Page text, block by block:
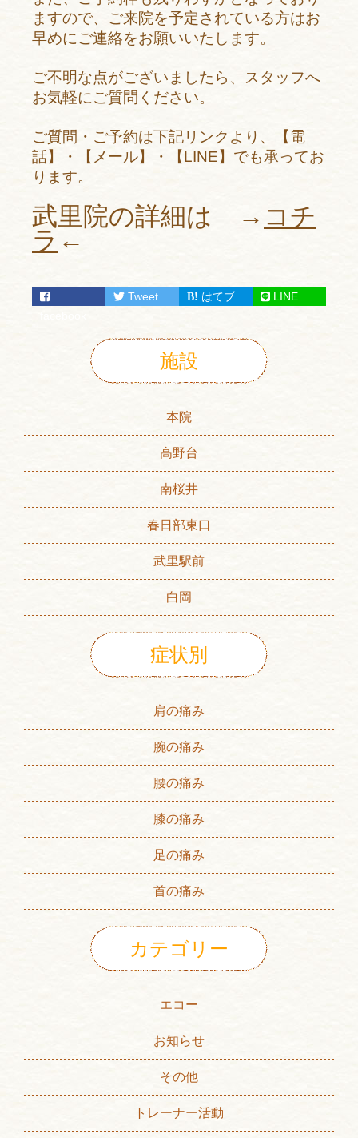
ますので、ご来院を予定されている方はお
早めにご連絡をお願いいたします。
ご不明な点がございましたら、スタッフへ
お気軽にご質問ください。
ご質問・ご予約は下記リンクより、
【電
話】・【メール】・【LINE】でも承ってお
ります。
武里院の詳細は → コチ
ラ ←
Tweet はてブ LINE
施設
本院
高野台
南桜井
春日部東口
武里駅前
白岡
症状別
肩の痛み
腕の痛み
腰の痛み
膝の痛み
足の痛み
首の痛み
カテゴリー
エコー
お知らせ
その他
トレーナー活動